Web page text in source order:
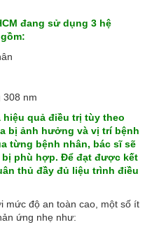
đang sử dụng 3 hệ
308 nm
quả điều trị tùy theo
bị ảnh hưởng và vị trí bệnh
từng bệnh nhân, bác sĩ sẽ
phù hợp. Để đạt được kết
thủ đầy đủ liệu trình điều
mức độ an toàn cao, một số ít
ứng nhẹ như: